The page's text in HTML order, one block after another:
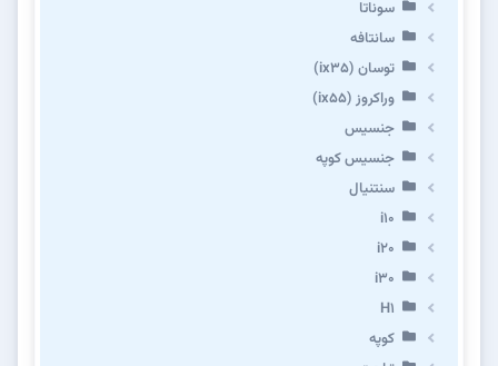
سوناتا
سانتافه
توسان (ix35)
وراکروز (ix55)
جنسیس
جنسیس کوپه
سنتنیال
i10
i20
i30
H1
کوپه